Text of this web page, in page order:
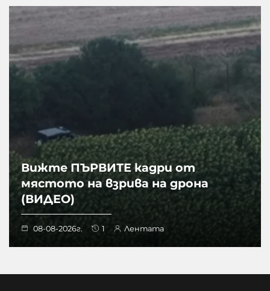
Вижте ПЪРВИТЕ кадри от
мястото на взрива на дрона
(ВИДЕО)
08-08-2026г. 1 Лентата